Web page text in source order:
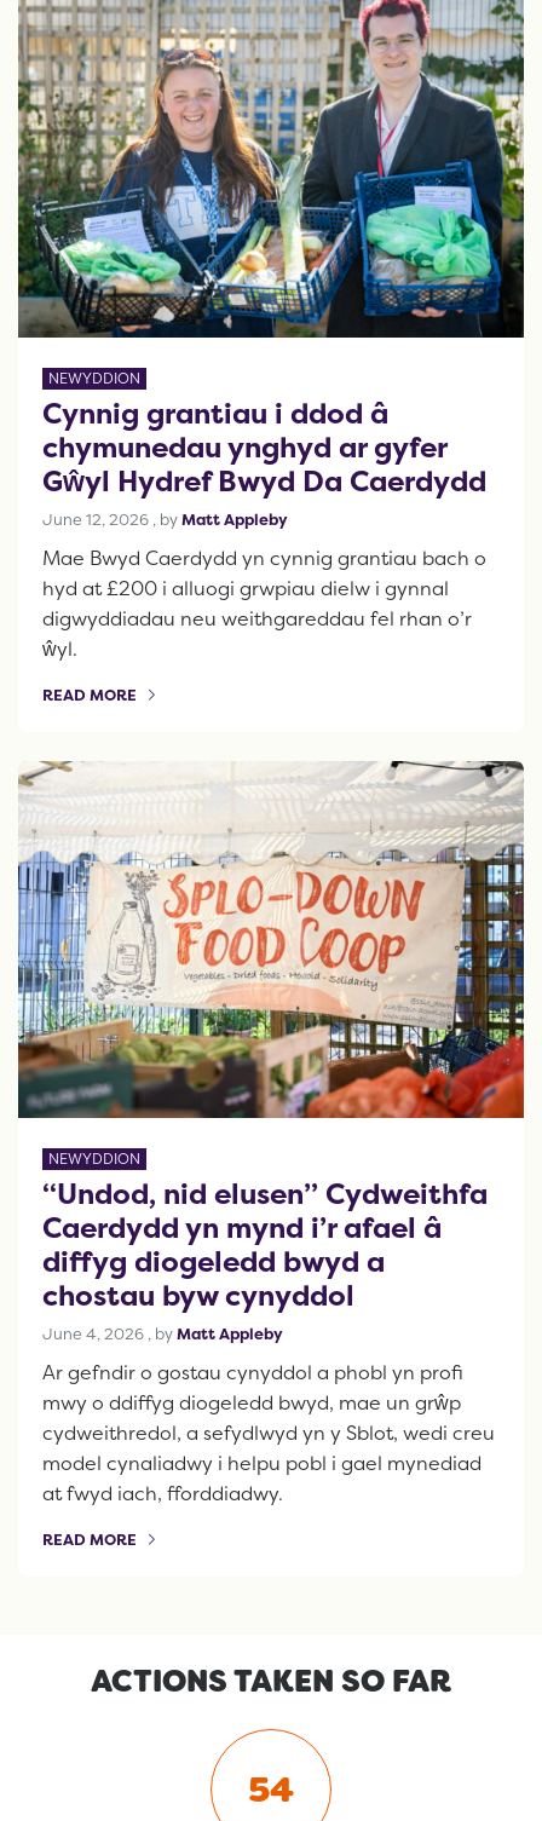
NEWYDDION
Cynnig grantiau i ddod â
chymunedau ynghyd ar gyfer
Gŵyl Hydref Bwyd Da Caerdydd
June 12, 2026 June 12, 2026
, byMatt Appleby
Mae Bwyd Caerdydd yn cynnig grantiau bach o
hyd at £200 i alluogi grwpiau dielw i gynnal
digwyddiadau neu weithgareddau fel rhan o’r
ŵyl.
READ MORE
OF THIS ARTICLE
NEWYDDION
“Undod, nid elusen” Cydweithfa
Caerdydd yn mynd i’r afael â
diffyg diogeledd bwyd a
chostau byw cynyddol
June 4, 2026 June 4, 2026
, byMatt Appleby
Ar gefndir o gostau cynyddol a phobl yn profi
mwy o ddiffyg diogeledd bwyd, mae un grŵp
cydweithredol, a sefydlwyd yn y Sblot, wedi creu
model cynaliadwy i helpu pobl i gael mynediad
at fwyd iach, fforddiadwy.
READ MORE
OF THIS ARTICLE
ACTIONS TAKEN SO FAR
54